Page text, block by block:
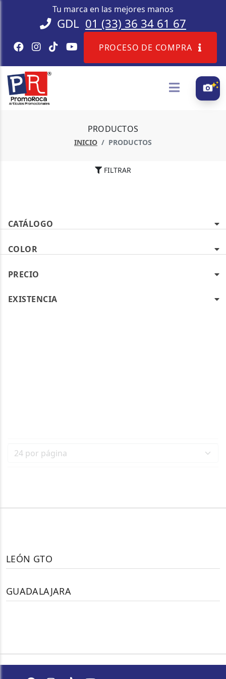
Tu marca en las mejores manos
GDL 01 (33) 36 34 61 67
PROCESO DE COMPRA
PRODUCTOS
INICIO PRODUCTOS
FILTRAR
CATÁLOGO
COLOR
PRECIO
EXISTENCIA
GUADALAJARA
LEÓN GTO